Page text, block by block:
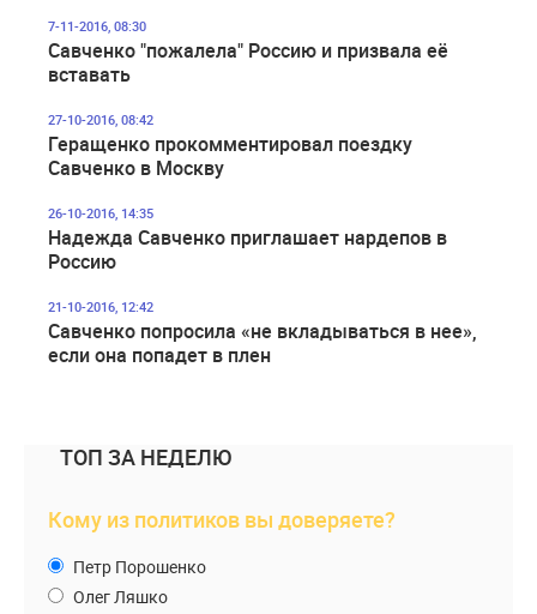
7-11-2016, 08:30
Савченко "пожалела" Россию и призвала её
вставать
27-10-2016, 08:42
Геращенко прокомментировал поездку
Савченко в Москву
26-10-2016, 14:35
Надежда Савченко приглашает нардепов в
Россию
21-10-2016, 12:42
Савченко попросила «не вкладываться в нее»,
если она попадет в плен
ТОП ЗА НЕДЕЛЮ
Кому из политиков вы доверяете?
Петр Порошенко
Олег Ляшко